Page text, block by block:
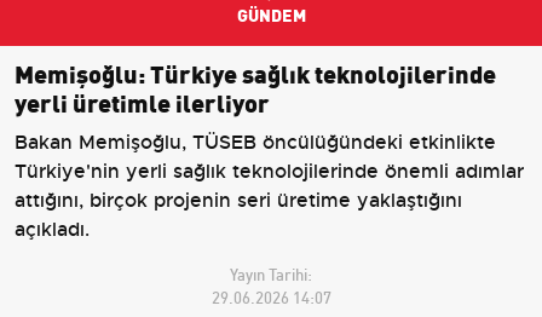
GÜNDEM
Memişoğlu: Türkiye sağlık teknolojilerinde
yerli üretimle ilerliyor
Bakan Memişoğlu, TÜSEB öncülüğündeki etkinlikte
Türkiye'nin yerli sağlık teknolojilerinde önemli adımlar
attığını, birçok projenin seri üretime yaklaştığını
açıkladı.
Yayın Tarihi:
29.06.2026 14:07